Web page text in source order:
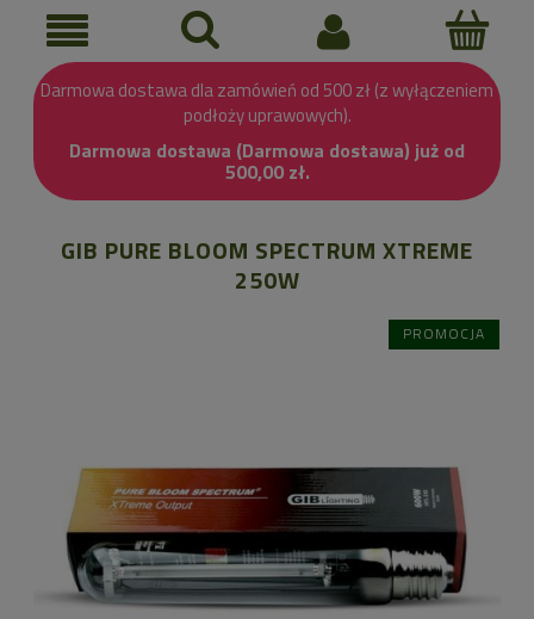
Darmowa dostawa dla zamówień od 500 zł (z wyłączeniem
podłoży uprawowych).
Darmowa dostawa (Darmowa dostawa) już od
500,00 zł.
GIB PURE BLOOM SPECTRUM XTREME
250W
PROMOCJA